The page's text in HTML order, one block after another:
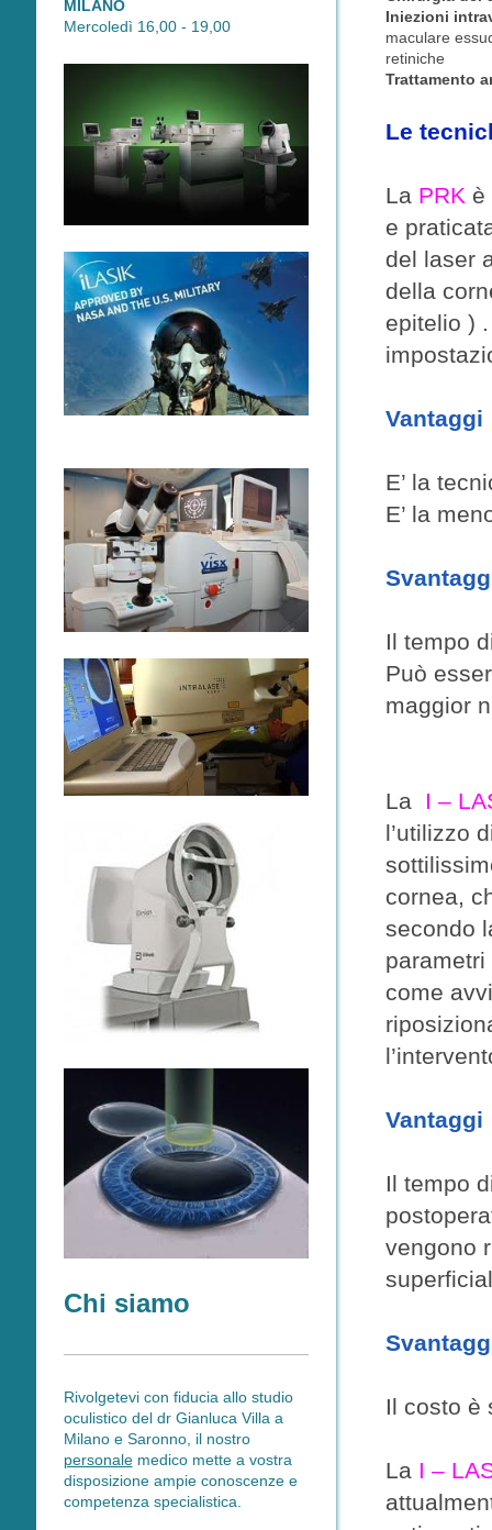
Iniezioni
maculare
retiniche
Trattamento
Le
La PRK è
e
del laser
della
epitelio )
Vantaggi
E’ la
E’ la
Il tempo
Può
maggior
La I –
l’utilizzo
cornea,
secondo
come
Vantaggi
Il tempo
vengono
Il costo è
La I –
MILANO
Mercoledì 16,00 - 19,00
Chi siamo
Rivolgetevi con fiducia allo studio
oculistico del dr Gianluca Villa a
Milano e Saronno, il nostro
personalemedico mette a vostra
disposizione ampie conoscenze e
competenza specialistica.